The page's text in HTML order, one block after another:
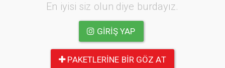
En iyisi siz olun diye burdayız.
GIRIŞ YAP
PAKETLERINE BIR GÖZ AT